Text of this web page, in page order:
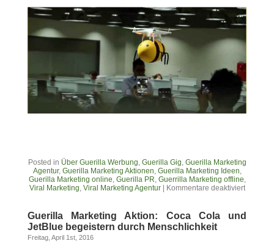
Posted in Über Guerilla Werbung, Guerilla Gig, Guerilla Marketing
Agentur, Guerilla Marketing Aktionen, Guerilla Marketing Ideen,
Guerilla Marketing online, Guerilla PR, Guerrilla Marketing offline,
Viral Marketing, Viral Marketing Agentur| Kommentare deaktiviert
Guerilla Marketing Aktion: Coca Cola und
JetBlue begeistern durch Menschlichkeit
Freitag, April 1st, 2016